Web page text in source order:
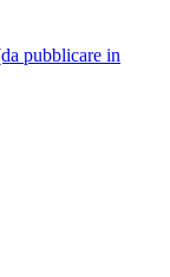
pubblicare in